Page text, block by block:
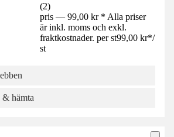
(2)
pris — 99,00 kr * Alla priser
är inkl. moms och exkl.
fraktkostnader. per st99,00 kr*/
st
& hämta